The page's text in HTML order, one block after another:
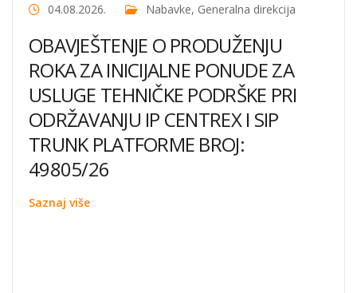
04.08.2026. Nabavke, Generalna direkcija
OBAVJEŠTENJE O PRODUŽENJU
ROKA ZA INICIJALNE PONUDE ZA
USLUGE TEHNIČKE PODRŠKE PRI
ODRŽAVANJU IP CENTREX I SIP
TRUNK PLATFORME BROJ:
49805/26
Saznaj više